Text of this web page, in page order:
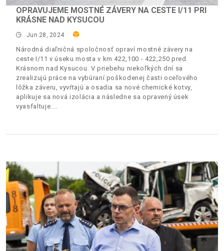
OPRAVUJEME MOSTNÉ ZÁVERY NA CESTE I/11 PRI
KRÁSNE NAD KYSUCOU
Jun 28, 2024
Národná diaľničná spoločnosť opraví mostné závery na
ceste I/11 v úseku mosta v km 422,100 - 422,250 pred
Krásnom nad Kysucou. V priebehu niekoľkých dní sa
zrealizujú práce na vybúraní poškodenej časti oceľového
lôžka záveru, vyvŕtajú a osadia sa nové chemické kotvy,
aplikuje sa nová izolácia a následne sa opravený úsek
vyasfaltuje.